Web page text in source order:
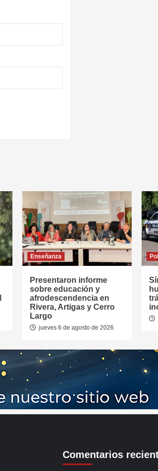
Enseñanza
Presentaron informe
sobre educación y
afrodescendencia en
Rivera, Artigas y Cerro
Largo
jueves 6 de agosto de 2026
Comentarios